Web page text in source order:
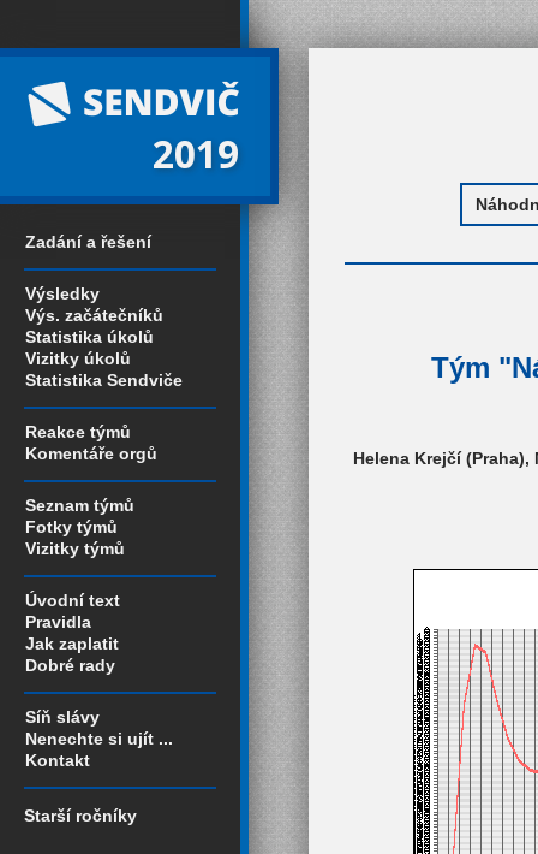
2019
Zadání a řešení
Výsledky
Výs. začátečníků
Statistika úkolů
Vizitky úkolů
Statistika Sendviče
Reakce týmů
Komentáře orgů
Seznam týmů
Fotky týmů
Vizitky týmů
Úvodní text
Pravidla
Jak zaplatit
Dobré rady
Síň slávy
Nenechte si ujít ...
Kontakt
Starší ročníky
Tým
Helena Krejčí